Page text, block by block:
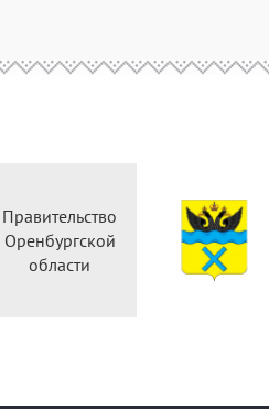
Правительство
Оренбургской
области